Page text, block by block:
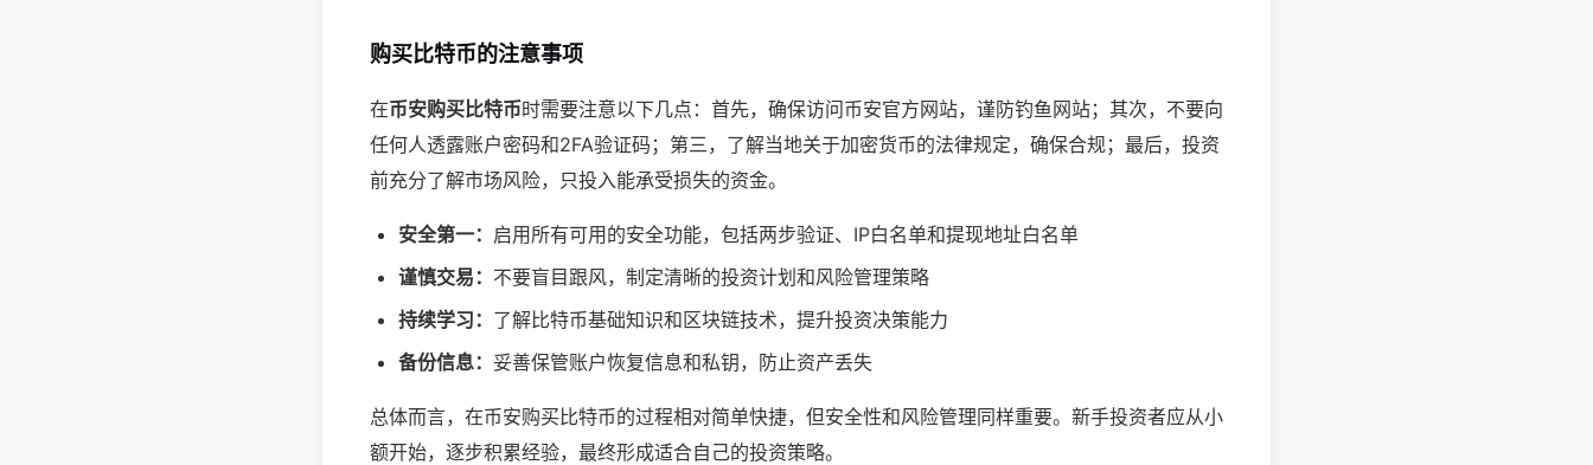
购买比特币的注意事项
在币安购买比特币时需要注意以下几点：首先，确保访问币安官方网站，谨防钓鱼网站；其次，不要向
任何人透露账户密码和2FA验证码；第三，了解当地关于加密货币的法律规定，确保合规；最后，投资
前充分了解市场风险，只投入能承受损失的资金。
安全第一： 启用所有可用的安全功能，包括两步验证、IP白名单和提现地址白名单
谨慎交易： 不要盲目跟风，制定清晰的投资计划和风险管理策略
持续学习： 了解比特币基础知识和区块链技术，提升投资决策能力
备份信息： 妥善保管账户恢复信息和私钥，防止资产丢失
总体而言，在币安购买比特币的过程相对简单快捷，但安全性和风险管理同样重要。新手投资者应从小
额开始，逐步积累经验，最终形成适合自己的投资策略。